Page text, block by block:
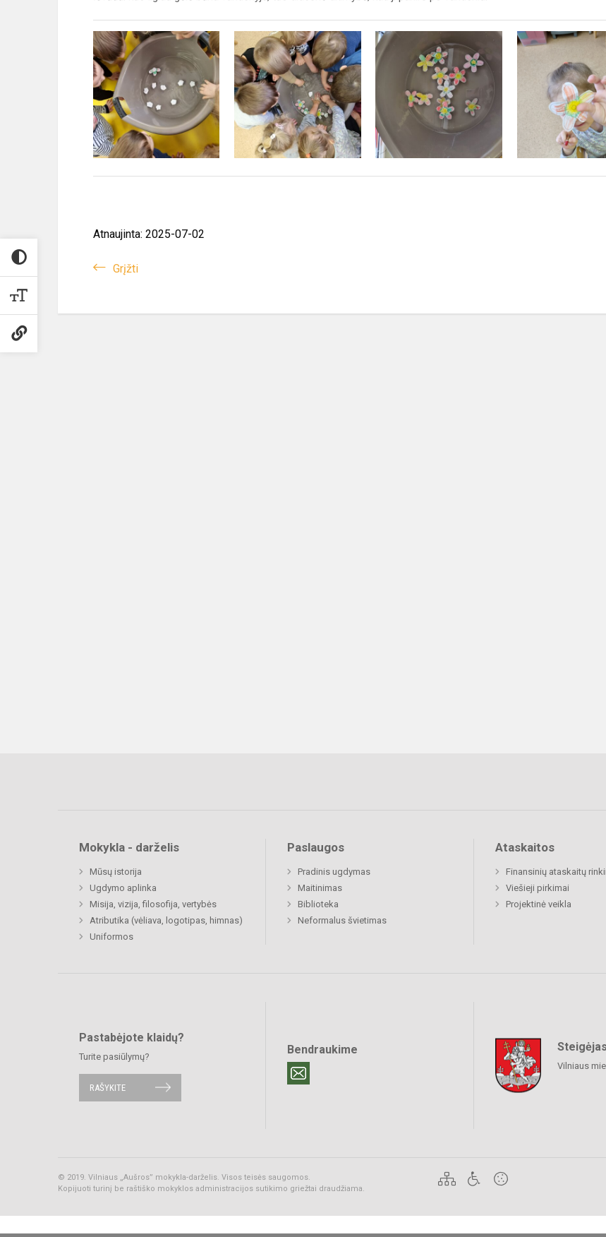
Atnaujinta: 2025-07-02
Grįžti
Mokykla - darželis
Mūsų istorija
Ugdymo aplinka
Misija, vizija, filosofija, vertybės
Atributika (vėliava, logotipas, himnas)
Uniformos
Paslaugos
Pradinis ugdymas
Maitinimas
Biblioteka
Neformalus švietimas
Ataskaitos
Finansinių ataskaitų
Viešieji pirkimai
Projektinė veikla
Pastabėjote klaidų?
Turite pasiūlymų?
RAŠYKITE
Bendraukime Steigėjas
Vilniaus
© 2019. Vilniaus „Aušros” mokykla-darželis. Visos teisės saugomos.
Kopijuoti turinį be raštiško mokyklos administracijos sutikimo griežtai draudžiama.